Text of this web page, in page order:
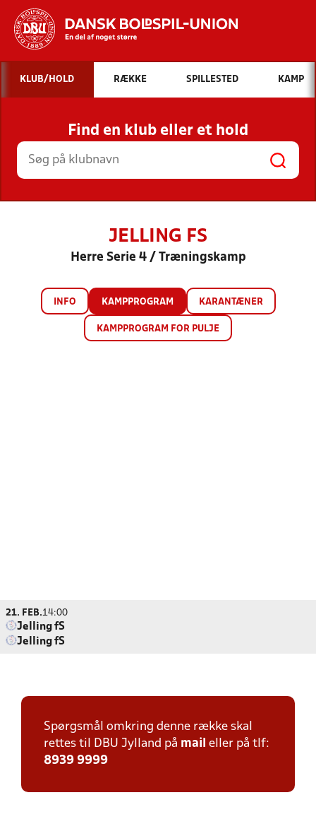
Hvad vil du søge efter?
INDHOLD OG NYHEDER
STILLINGER, RESULTATER, KLUBBER OG
HOLD
KLUB/HOLD RÆKKE SPILLESTED KAMP
Find en klub eller et hold
JELLING FS
Herre Serie 4 / Træningskamp
INFO KAMPPROGRAM KARANTÆNER
KAMPPROGRAM FOR PULJE
21. FEB.14:00
Jelling fS
Jelling fS
Spørgsmål omkring denne række skal
rettes til DBU Jylland på mail eller på tlf:
8939 9999